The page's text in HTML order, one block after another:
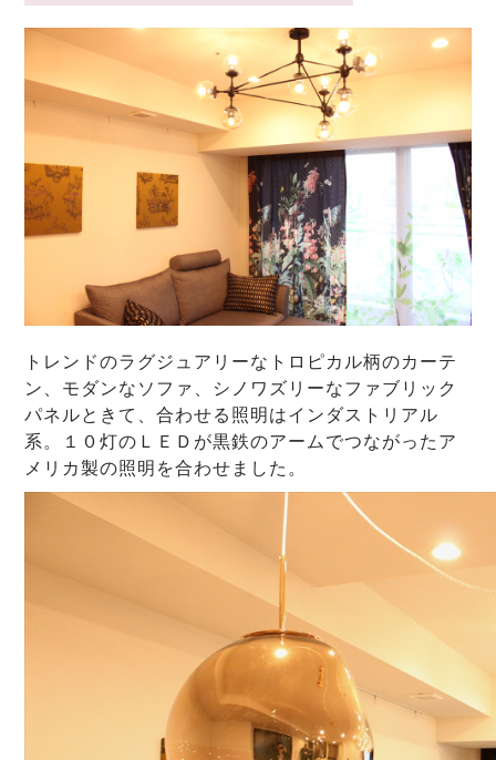
トレンドのラグジュアリーなトロピカル柄のカーテ
ン、モダンなソファ、シノワズリーなファブリック
パネルときて、合わせる照明はインダストリアル
系。１０灯のＬＥＤが黒鉄のアームでつながったア
メリカ製の照明を合わせました。